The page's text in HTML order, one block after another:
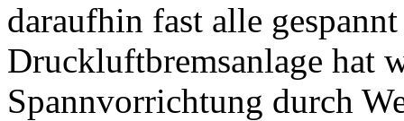
daraufhin fast alle
Druckluftbremsanlage hat
Spannvorrichtung durch